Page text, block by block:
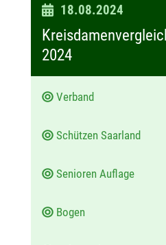
D
a
t
:
18.08.2024
2024
Verband
Schützen Saarland
Senioren Auflage
Bogen